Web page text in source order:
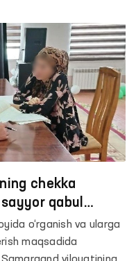
chekka
qabul
o‘rganish va ularga
maqsadida